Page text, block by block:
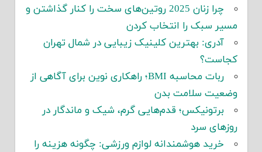
چرا زنان 2025 روتین‌های سخت را کنار گذاشتن و
مسیر سبک را انتخاب کردن
آدری: بهترین کلینیک زیبایی در شمال تهران
کجاست؟
ربات محاسبه BMI؛ راهکاری نوین برای آگاهی از
وضعیت سلامت بدن
برتونیکس؛ قدم‌هایی گرم، شیک و ماندگار در
روزهای سرد
خرید هوشمندانه لوازم ورزشی: چگونه هزینه را